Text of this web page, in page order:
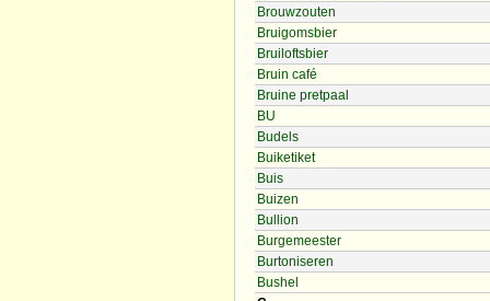
Brouwzouten
Bruigomsbier
Bruiloftsbier
Bruin café
Bruine pretpaal
BU
Budels
Buiketiket
Buis
Buizen
Bullion
Burgemeester
Burtoniseren
Bushel